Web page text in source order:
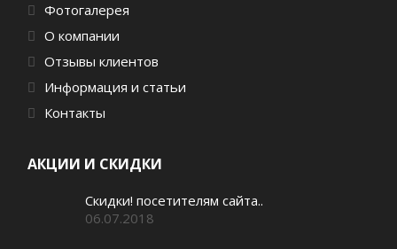
Фотогалерея
О компании
Отзывы клиентов
Информация и статьи
Контакты
АКЦИИ И СКИДКИ
Скидки! посетителям сайта..
06.07.2018